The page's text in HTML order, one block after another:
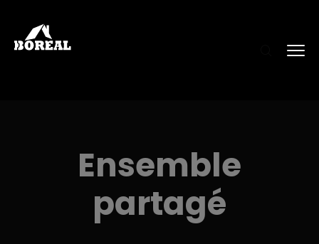
Ensemble
partagé